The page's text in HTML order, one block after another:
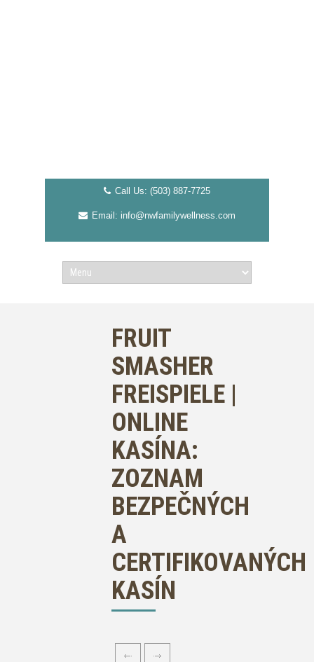
Call Us: (503) 887-7725
Email: info@nwfamilywellness.com
FRUIT
SMASHER
FREISPIELE |
ONLINE
KASÍNA:
ZOZNAM
BEZPEČNÝCH
A
CERTIFIKOVANÝCH
KASÍN